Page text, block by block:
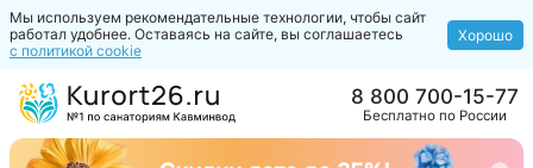
Мы используем рекомендательные технологии, чтобы сайт
работал удобнее. Оставаясь на сайте, вы соглашаетесь
с политикой cookie
Хорошо
Бесплатно по России
8 800 700-15-77